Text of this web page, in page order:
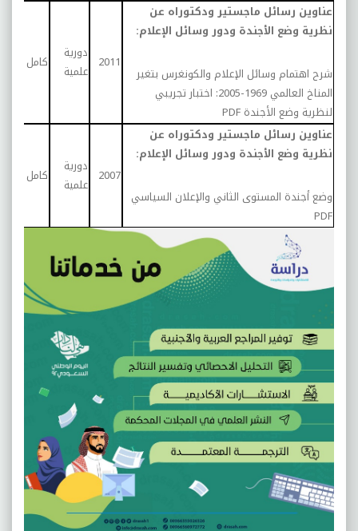
عناوين رسائل ماجستير ودكتوراه عن
نظرية وضع الأجندة ودور وسائل الإعلام:
شرح اهتمام وسائل الإعلام والكونغرس بتغير
المناخ العالمي 1969-2005: اختبار تجريبي
لنظرية وضع الأجندة PDF
2011 دورية
علمية
كامل
عناوين رسائل ماجستير ودكتوراه عن
نظرية وضع الأجندة ودور وسائل الإعلام:
وضع أجندة المستوى الثاني والإعلان السياسي
PDF
2007 دورية
علمية
كامل